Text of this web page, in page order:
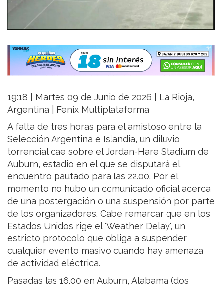
19:18 | Martes 09 de Junio de 2026 | La Rioja,
Argentina | Fenix Multiplataforma
A falta de tres horas para el amistoso entre la
Selección Argentina e Islandia, un diluvio
torrencial cae sobre el Jordan-Hare Stadium de
Auburn, estadio en el que se disputará el
encuentro pautado para las 22.00. Por el
momento no hubo un comunicado oficial acerca
de una postergación o una suspensión por parte
de los organizadores. Cabe remarcar que en los
Estados Unidos rige el 'Weather Delay', un
estricto protocolo que obliga a suspender
cualquier evento masivo cuando hay amenaza
de actividad eléctrica.
Pasadas las 16.00 en Auburn, Alabama (dos